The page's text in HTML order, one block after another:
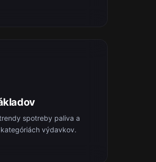
spotreby paliva a
výdavkov.